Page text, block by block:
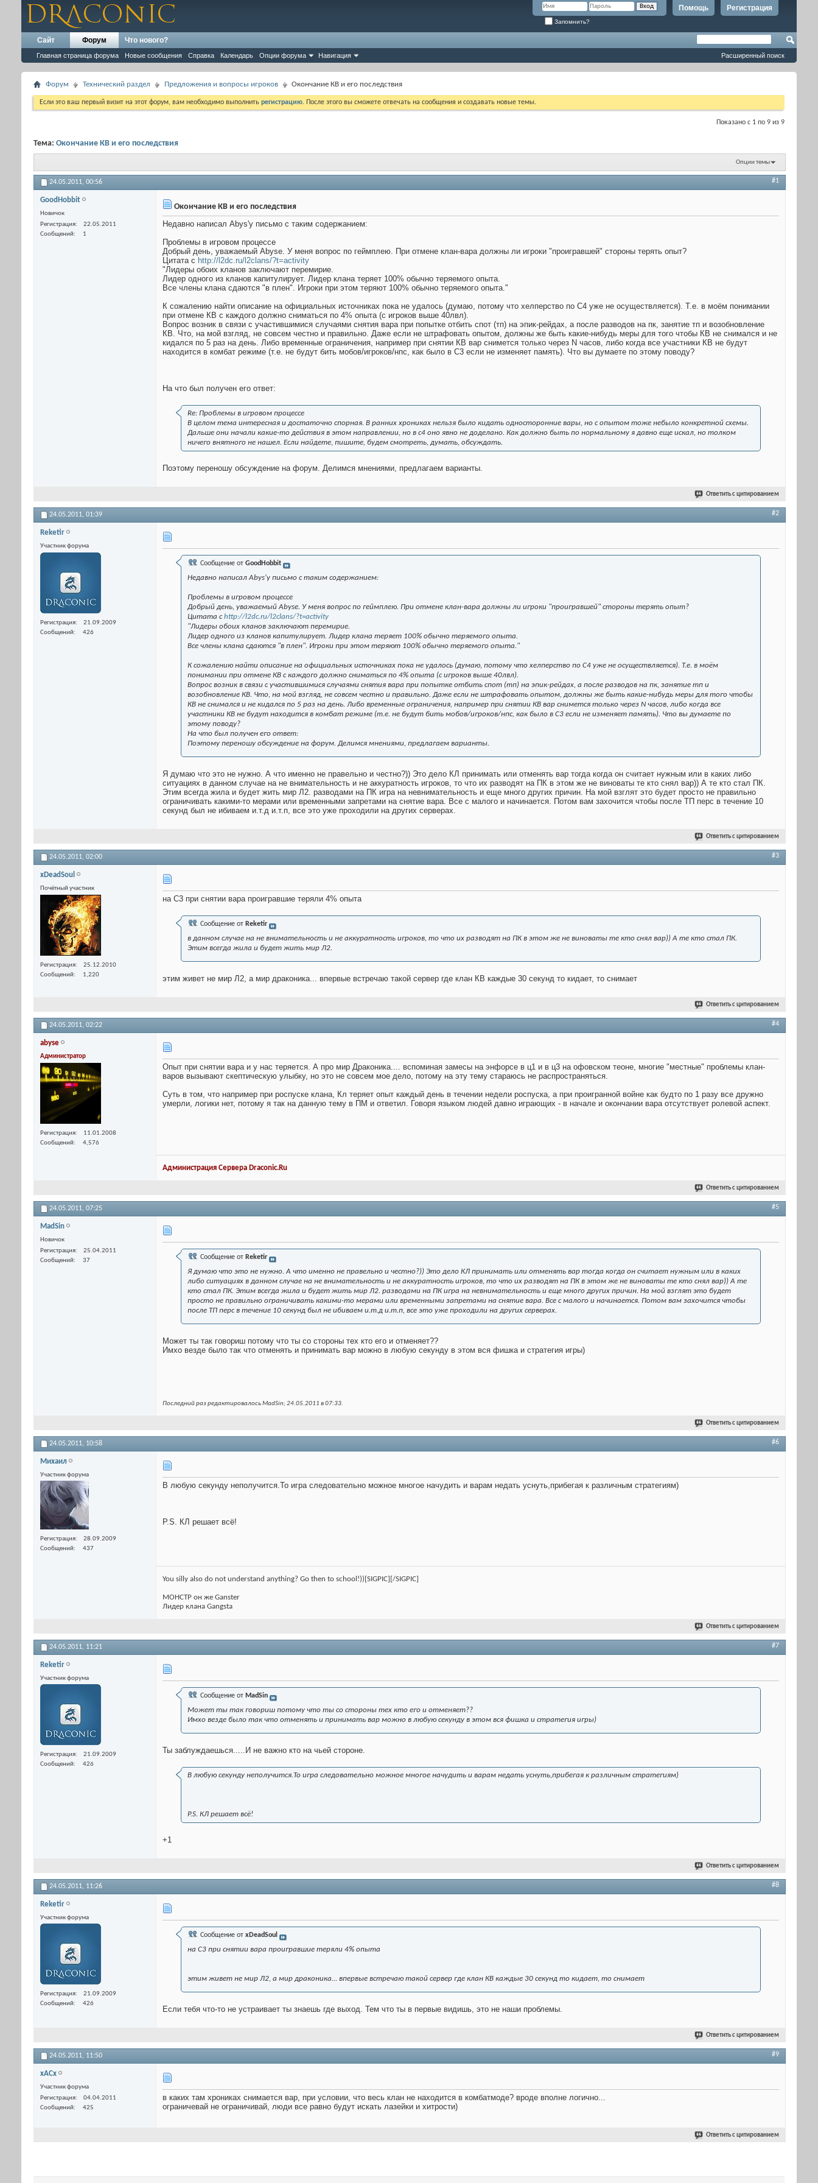
Регистрация
Помощь
Запомнить?
Сайт Форум
Главная страница форума Новые сообщения Справка Календарь Опции форума Навигация
Что нового?
Расширенный поиск
Форум Технический раздел Предложения и вопросы игроков Окончание КВ и его последствия
Если это ваш первый визит на этот форум, вам необходимо выполнить регистрацию. После этого вы сможете отвечать на сообщения и создавать новые темы.
Показано с 1 по 9 из 9
Тема: Окончание КВ и его последствия
Опции темы
24.05.2011, 00:56 #1
GoodHobbit
Новичок
Регистрация
22.05.2011
Сообщений
1
Окончание КВ и его последствия
Недавно написал Abys'у письмо с таким содержанием:
Проблемы в игровом процессе
Добрый день, уважаемый Abyse. У меня вопрос по геймплею. При отмене клан-вара должны ли игроки "проигравшей" стороны терять опыт?
Цитата с http://l2dc.ru/l2clans/?t=activity
"Лидеры обоих кланов заключают перемирие.
Лидер одного из кланов капитулирует. Лидер клана теряет 100% обычно теряемого опыта.
Все члены клана сдаются "в плен". Игроки при этом теряют 100% обычно теряемого опыта."
К сожалению найти описание на официальных источниках пока не удалось (думаю, потому что хелперство по C4 уже не осуществляется). Т.е. в моём понимании
при отмене КВ с каждого должно сниматься по 4% опыта (с игроков выше 40лвл).
Вопрос возник в связи с участившимися случаями снятия вара при попытке отбить спот (тп) на эпик-рейдах, а после разводов на пк, занятие тп и возобновление
КВ. Что, на мой взгляд, не совсем честно и правильно. Даже если не штрафовать опытом, должны же быть какие-нибудь меры для того чтобы КВ не снимался и не
кидался по 5 раз на день. Либо временные ограничения, например при снятии КВ вар снимется только через N часов, либо когда все участники КВ не будут
находится в комбат режиме (т.е. не будут бить мобов/игроков/нпс, как было в С3 если не изменяет память). Что вы думаете по этому поводу?
На что был получен его ответ:
Re: Проблемы в игровом процессе
В целом тема интересная и достаточно спорная. В ранних хрониках нельзя было кидать односторонние вары, но с опытом тоже небыло конкретной схемы.
Дальше они начали какие-то действия в этом направлении, но в с4 оно явно не доделано. Как должно быть по нормальному я давно еще искал, но толком
ничего внятного не нашел. Если найдете, пишите, будем смотреть, думать, обсуждать.
Поэтому переношу обсуждение на форум. Делимся мнениями, предлагаем варианты.
Ответить с цитированием
24.05.2011, 01:39 #2
Reketir
Участник форума
Регистрация
21.09.2009
Сообщений
426
Сообщение от GoodHobbit
Недавно написал Abys'у письмо с таким содержанием:
Проблемы в игровом процессе
Добрый день, уважаемый Abyse. У меня вопрос по геймплею. При отмене клан-вара должны ли игроки "проигравшей" стороны терять опыт?
Цитата сhttp://l2dc.ru/l2clans/?t=activity
"Лидеры обоих кланов заключают перемирие.
Лидер одного из кланов капитулирует. Лидер клана теряет 100% обычно теряемого опыта.
Все члены клана сдаются "в плен". Игроки при этом теряют 100% обычно теряемого опыта."
К сожалению найти описание на официальных источниках пока не удалось (думаю, потому что хелперство по C4 уже не осуществляется). Т.е. в моём
понимании при отмене КВ с каждого должно сниматься по 4% опыта (с игроков выше 40лвл).
Вопрос возник в связи с участившимися случаями снятия вара при попытке отбить спот (тп) на эпик-рейдах, а после разводов на пк, занятие тп и
возобновление КВ. Что, на мой взгляд, не совсем честно и правильно. Даже если не штрафовать опытом, должны же быть какие-нибудь меры для того чтобы
КВ не снимался и не кидался по 5 раз на день. Либо временные ограничения, например при снятии КВ вар снимется только через N часов, либо когда все
участники КВ не будут находится в комбат режиме (т.е. не будут бить мобов/игроков/нпс, как было в С3 если не изменяет память). Что вы думаете по
этому поводу?
На что был получен его ответ:
Поэтому переношу обсуждение на форум. Делимся мнениями, предлагаем варианты.
Я думаю что это не нужно. А что именно не правельно и честно?)) Это дело КЛ принимать или отменять вар тогда когда он считает нужным или в каких либо
ситуациях в данном случае на не внимательность и не аккуратность игроков, то что их разводят на ПК в этом же не виноваты те кто снял вар)) А те кто стал ПК.
Этим всегда жила и будет жить мир Л2. разводами на ПК игра на невнимательность и еще много других причин. На мой взглят это будет просто не правильно
ограничивать какими-то мерами или временными запретами на снятие вара. Все с малого и начинается. Потом вам захочится чтобы после ТП перс в течение 10
секунд был не ибиваем и.т.д и.т.п, все это уже проходили на других серверах.
Ответить с цитированием
24.05.2011, 02:00 #3
xDeadSoul
Почётный участник
Регистрация
25.12.2010
Сообщений
1,220
на С3 при снятии вара проигравшие теряли 4% опыта
Сообщение от Reketir
в данном случае на не внимательность и не аккуратность игроков, то что их разводят на ПК в этом же не виноваты те кто снял вар)) А те кто стал ПК.
Этим всегда жила и будет жить мир Л2.
этим живет не мир Л2, а мир драконика... впервые встречаю такой сервер где клан КВ каждые 30 секунд то кидает, то снимает
Ответить с цитированием
24.05.2011, 02:22 #4
abyse
Администратор
Регистрация
11.01.2008
Сообщений
4,576
Опыт при снятии вара и у нас теряется. А про мир Драконика.... вспоминая замесы на энфорсе в ц1 и в ц3 на офовском теоне, многие "местные" проблемы клан-
варов вызывают скептическую улыбку, но это не совсем мое дело, потому на эту тему стараюсь не распространяться.
Суть в том, что например при роспуске клана, Кл теряет опыт каждый день в течении недели роспуска, а при проигранной войне как будто по 1 разу все дружно
умерли, логики нет, потому я так на данную тему в ПМ и ответил. Говоря языком людей давно играющих - в начале и окончании вара отсутствует ролевой аспект.
Администрация Сервера Draconic.Ru
Ответить с цитированием
24.05.2011, 07:25 #5
MadSin
Новичок
Регистрация
25.04.2011
Сообщений
37 Сообщение от Reketir
Я думаю что это не нужно. А что именно не правельно и честно?)) Это дело КЛ принимать или отменять вар тогда когда он считает нужным или в каких
либо ситуациях в данном случае на не внимательность и не аккуратность игроков, то что их разводят на ПК в этом же не виноваты те кто снял вар)) А те
кто стал ПК. Этим всегда жила и будет жить мир Л2. разводами на ПК игра на невнимательность и еще много других причин. На мой взглят это будет
просто не правильно ограничивать какими-то мерами или временными запретами на снятие вара. Все с малого и начинается. Потом вам захочится чтобы
после ТП перс в течение 10 секунд был не ибиваем и.т.д и.т.п, все это уже проходили на других серверах.
Может ты так говориш потому что ты со стороны тех кто его и отменяет??
Имхо везде было так что отменять и принимать вар можно в любую секунду в этом вся фишка и стратегия игры)
Последний раз редактировалось MadSin; 24.05.2011 в07:33.
Ответить с цитированием
24.05.2011, 10:58 #6
Михаил
Участник форума
Регистрация
28.09.2009
Сообщений
437
В любую секунду неполучится.То игра следовательно можное многое начудить и варам недать уснуть,прибегая к различным стратегиям)
P.S. КЛ решает всё!
You silly also do not understand anything? Go then to school!))[SIGPIC][/SIGPIC]
МОНСТР он же Ganster
Лидер клана Gangsta
Ответить с цитированием
24.05.2011, 11:21 #7
Reketir
Участник форума
Регистрация
21.09.2009
Сообщений
426
Сообщение от MadSin
Может ты так говориш потому что ты со стороны тех кто его и отменяет??
Имхо везде было так что отменять и принимать вар можно в любую секунду в этом вся фишка и стратегия игры)
Ты заблуждаешься.....И не важно кто на чьей стороне.
В любую секунду неполучится.То игра следовательно можное многое начудить и варам недать уснуть,прибегая к различным стратегиям)
P.S. КЛ решает всё!
+1
Ответить с цитированием
24.05.2011, 11:26 #8
Reketir
Участник форума
Регистрация
21.09.2009
Сообщений
426
Сообщение от xDeadSoul
на С3 при снятии вара проигравшие теряли 4% опыта
этим живет не мир Л2, а мир драконика... впервые встречаю такой сервер где клан КВ каждые 30 секунд то кидает, то снимает
Если тебя что-то не устраивает ты знаешь где выход. Тем что ты в первые видишь, это не наши проблемы.
Ответить с цитированием
24.05.2011, 11:50 #9
xACx
Участник форума
Регистрация
04.04.2011
Сообщений
425
в каких там хрониках снимается вар, при условии, что весь клан не находится в комбатмоде? вроде вполне логично...
ограничевай не ограничивай, люди все равно будут искать лазейки и хитрости)
Ответить с цитированием